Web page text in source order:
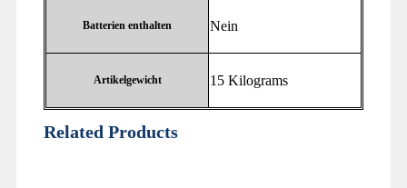
Batterien enthalten ‎Nein
Artikelgewicht ‎15 Kilograms
Related Products